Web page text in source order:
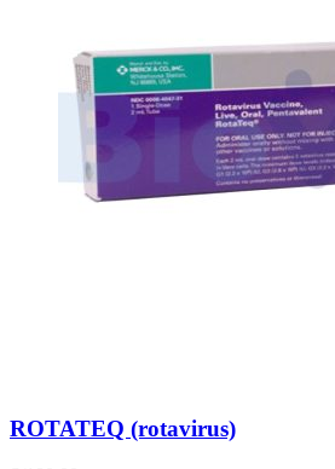
ROTATEQ (rotavirus)